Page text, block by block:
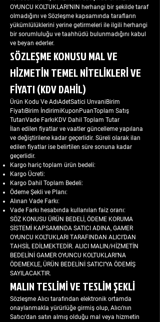
OYUNCU KOLTUKLARI’NIN herhangi bir şekilde taraf
olmadığını ve Sözleşme kapsamında tarafların
yükümlülüklerini yerine getirmeleri ile ilgili herhangi
bir sorumluluğu ve taahhüdü bulunmadığını kabul
ve beyan ederler.
SÖZLEŞME KONUSU MAL VE
HİZMETİN TEMEL NİTELİKLERİ VE
FİYATI (KDV DAHİL)
Ürün Kodu Ve AdıAdetSatici UnvaniBirim
FiyatıBirim İndirimiKuponPuanToplam Satış
TutarıVade FarkıKDV Dahil Toplam Tutar
İlan edilen fiyatlar ve vaatler güncelleme yapılana
ve değiştirilene kadar geçerlidir. Süreli olarak ilan
edilen fiyatlar ise belirtilen süre sonuna kadar
geçerlidir.
Kargo hariç toplam ürün bedeli:
Kargo Ücreti:
Kargo Dahil Toplam Bedeli:
Ödeme Şekli ve Planı:
Alınan Vade Farkı:
Vade Farkı hesabında kullanılan faiz oranı:
SÖZ KONUSU ÜRÜN BEDELİ, ÖDEME KORUMA
SİSTEMİ KAPSAMINDA SATICI ADINA, GAMER
OYUNCU KOLTUKLARI TARAFINDAN ALICI’DAN
TAHSİL EDİLMEKTEDİR. ALICI MALIN/HİZMETİN
BEDELİNİ GAMER OYUNCU KOLTUKLARI’NA
ÖDEMEKLE, ÜRÜN BEDELİNİ SATICI’YA ÖDEMİŞ
SAYILACAKTIR.
MALIN TESLİMİ VE TESLİM ŞEKLİ
Sözleşme Alıcı tarafından elektronik ortamda
onaylanmakla yürürlüğe girmiş olup, Alıcı’nın
Satıcı’dan satın almış olduğu mal veya hizmetin